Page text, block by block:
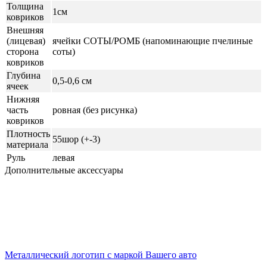
Толщина
ковриков
1см
Внешняя
(лицевая)
сторона
ковриков
ячейки СОТЫ/РОМБ (напоминающие пчелиные
соты)
Глубина
ячеек
0,5-0,6 см
Нижняя
часть
ковриков
ровная (без рисунка)
Плотность
материала
55шор (+-3)
Руль
левая
Дополнительные аксессуары
Металлический логотип с маркой Вашего авто